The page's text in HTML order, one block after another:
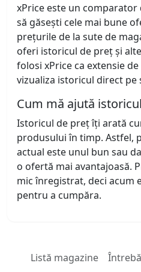
xPrice este un
să găsești cele mai bune
prețurile de la sute de
oferi istoricul de preț și
folosi xPrice ca extensie
vizualiza istoricul direct pe
Cum mă ajută
Istoricul de preț îți arată
produsului în timp. Astfel,
actual este unul bun sau
o ofertă mai avantajoasă.
mic înregistrat, deci acum
pentru a cumpăra.
Listă magazine